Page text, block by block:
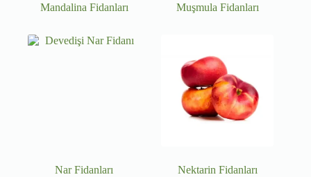
Mandalina Fidanları Muşmula Fidanları
Nar Fidanları Nektarin Fidanları